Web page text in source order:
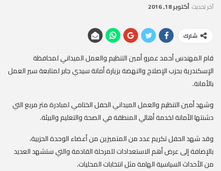
آخر تحديث أكتوبر 18, 2016
شارك
قام المهندس أحمد عمرو أمين التنظيم والعمل الميداني لمحافظة
الإسكندرية بحزب الإصلاح والنهضة بزيارة أمانة سيدي جابر لمتابعة سير العمل
بالأمانة.
وشهد أمين التنظيم والعمل الميداني الحفل الختامي لمبادرة متر مربع التي
دشنتها الأمانة لخدمة أهالي المنطقة في الصحة والتعليم والبيئة.
وقد شهد الحفل تكريم عدد من المتميزين من أعضاء الوحدة الحزبية،
بالإضافة إلى عرض أهم الاستعدادات للمرحلة القادمة والتي ستشهد العديد
من الأحداث السياسية الهامة مثل انتخابات المحليات.